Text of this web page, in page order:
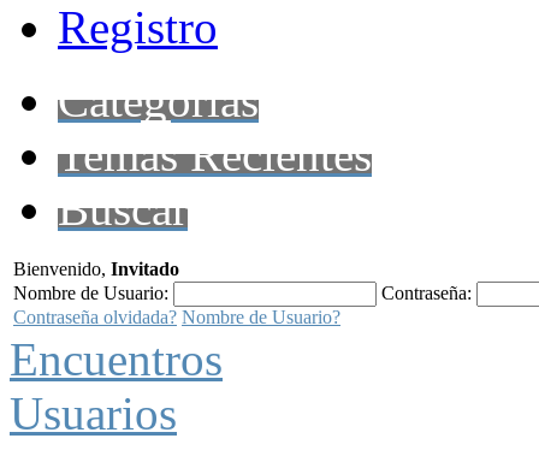
Registro
Categorías
Temas Recientes
Buscar
Bienvenido, Invitado
Nombre de Usuario:
Contraseña:
Contraseña olvidada? Nombre de Usuario?
Encuentros
Usuarios